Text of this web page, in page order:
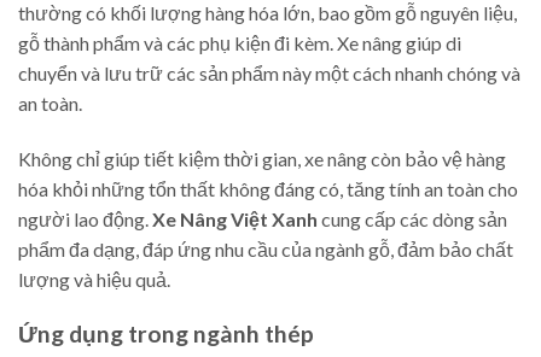
thường có khối lượng hàng hóa lớn, bao gồm gỗ nguyên liệu,
gỗ thành phẩm và các phụ kiện đi kèm. Xe nâng giúp di
chuyển và lưu trữ các sản phẩm này một cách nhanh chóng và
an toàn.
Không chỉ giúp tiết kiệm thời gian, xe nâng còn bảo vệ hàng
hóa khỏi những tổn thất không đáng có, tăng tính an toàn cho
người lao động.Xe Nâng Việt Xanh cung cấp các dòng sản
phẩm đa dạng, đáp ứng nhu cầu của ngành gỗ, đảm bảo chất
lượng và hiệu quả.
Ứng dụng trong ngành thép